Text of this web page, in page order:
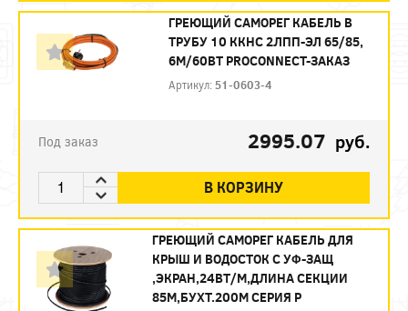
ГРЕЮЩИЙ САМОРЕГ КАБЕЛЬ В
ТРУБУ 10 ККНС 2ЛПП-ЭЛ 65/85,
6М/60ВТ PROCONNECT-ЗАКАЗ
Артикул: 51-0603-4
Под заказ 2995.07 руб.
В КОРЗИНУ
ГРЕЮЩИЙ САМОРЕГ КАБЕЛЬ ДЛЯ
КРЫШ И ВОДОСТОК С УФ-ЗАЩ
,ЭКРАН,24ВТ/М,ДЛИНА СЕКЦИИ
85М,БУХТ.200М СЕРИЯ P